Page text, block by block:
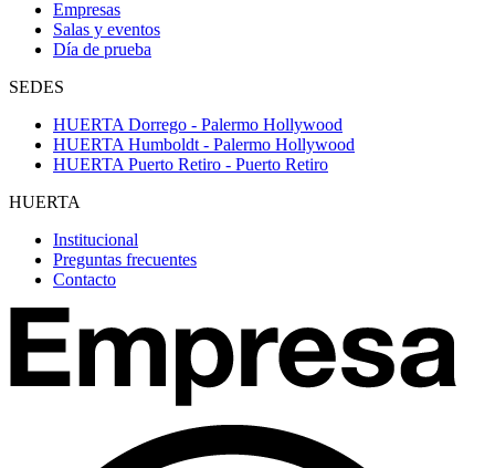
Empresas
Salas y eventos
Día de prueba
SEDES
HUERTA Dorrego - Palermo Hollywood
HUERTA Humboldt - Palermo Hollywood
HUERTA Puerto Retiro - Puerto Retiro
HUERTA
Institucional
Preguntas frecuentes
Contacto